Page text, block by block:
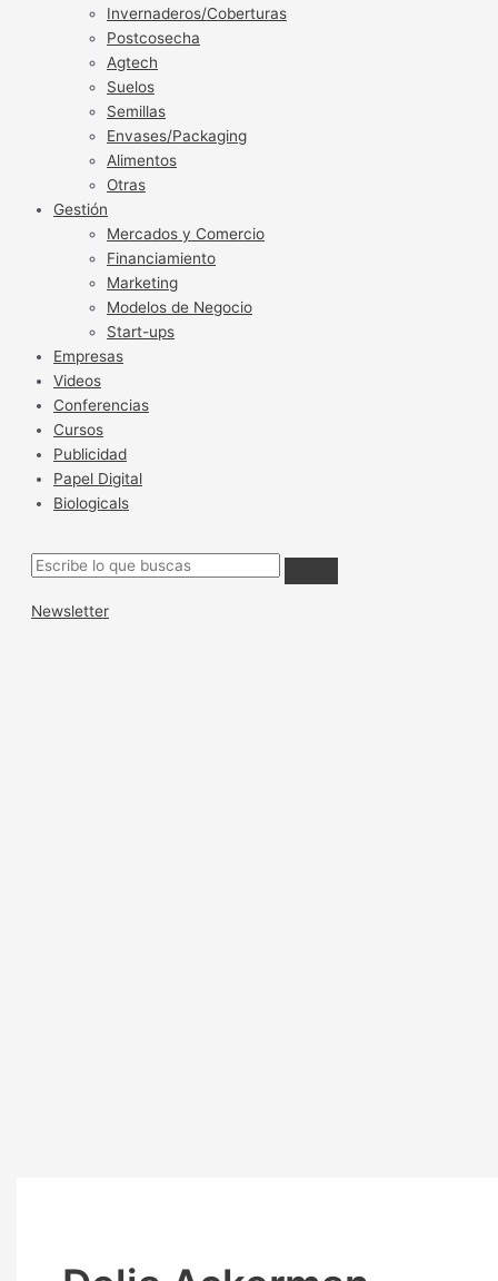
Invernaderos/Coberturas
Postcosecha
Agtech
Suelos
Semillas
Envases/Packaging
Alimentos
Otras
Gestión
Mercados y Comercio
Financiamiento
Marketing
Modelos de Negocio
Start-ups
Empresas
Videos
Conferencias
Cursos
Publicidad
Papel Digital
Biologicals
Newsletter